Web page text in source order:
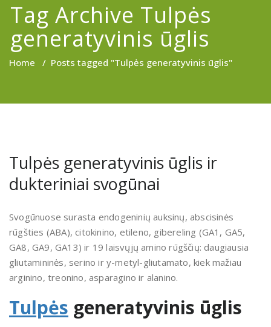
Tag Archive Tulpės
generatyvinis ūglis
Home / Posts tagged "Tulpės generatyvinis ūglis"
Tulpės generatyvinis ūglis ir
dukteriniai svogūnai
Svogūnuose surasta endogeninių auk­sinų, abscisinės
rūgšties (ABA), cito­kinino, etileno, gibereling (GA1, GA5,
GA8, GA9, GA13) ir 19 laisvųjų amino rūgščių: daugiausia
gliutamininės, se­rino ir y-metyl-gliutamato, kiek ma­žiau
arginino, treonino, asparagino ir alanino.
Tulpės generatyvinis ūglis